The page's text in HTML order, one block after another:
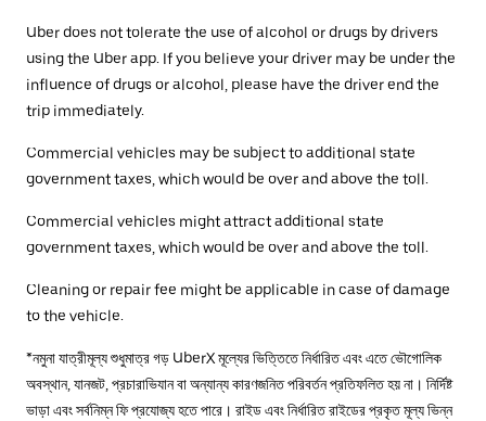
Uber does not tolerate the use of alcohol or drugs by drivers
using the Uber app. If you believe your driver may be under the
influence of drugs or alcohol, please have the driver end the
trip immediately.
Commercial vehicles may be subject to additional state
government taxes, which would be over and above the toll.
Commercial vehicles might attract additional state
government taxes, which would be over and above the toll.
Cleaning or repair fee might be applicable in case of damage
to the vehicle.
*নমুনা যাত্রীমূল্য শুধুমাত্র গড় UberX মূল্যের ভিত্তিতে নির্ধারিত এবং এতে ভৌগোলিক
অবস্থান, যানজট, প্রচারাভিযান বা অন্যান্য কারণজনিত পরিবর্তন প্রতিফলিত হয় না। নির্দিষ্ট
ভাড়া এবং সর্বনিম্ন ফি প্রযোজ্য হতে পারে। রাইড এবং নির্ধারিত রাইডের প্রকৃত মূল্য ভিন্ন